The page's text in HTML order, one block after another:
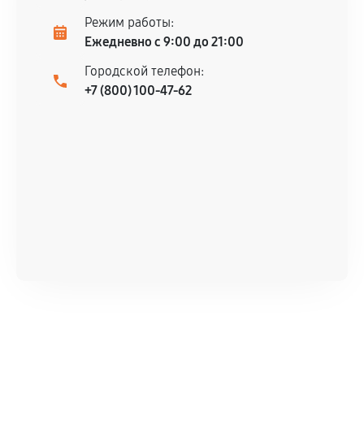
Режим работы:
Ежедневно с 9:00 до 21:00
Городской телефон:
+7 (800) 100-47-62